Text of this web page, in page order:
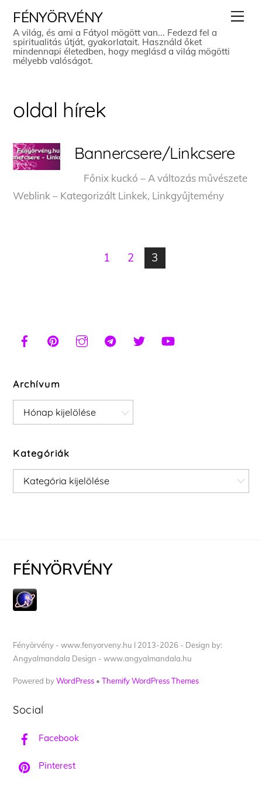
content
FÉNYÖRVÉNY
A világ, és ami a Fátyol mögött van... Fedezd fel a
spiritualitás útját, gyakorlatait. Használd őket
mindennapi életedben, hogy meglásd a világ mögötti
mélyebb valóságot.
oldal hírek
Bannercsere/Linkcsere
Főnix kuckó – A változás művészete
Weblink – Kategorizált Linkek, Linkgyűjtemény
1 2 3
Archívum
Archívum
Kategóriák
Kategóriák
FÉNYÖRVÉNY
Fényörvény - www.fenyorveny.hu I 2013-2026 - Design by:
Angyalmandala Design - www.angyalmandala.hu
Powered byWordPress •Themify WordPress Themes
Social
Facebook
Pinterest